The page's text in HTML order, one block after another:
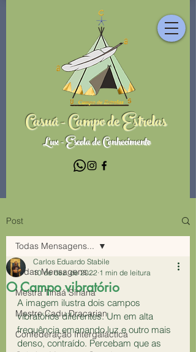
Casuá - Campo de Estrelas
Lux - Escola de Conhecimento
Post
Todas Mensagens...
Mestra Tinaá Siriana
Mestre Cadu Dracarian
Confederação Intergaláctica
Todas Mensagens...
O Campo vibratório
Carlos Eduardo Stabile
10 de dez. de 2022 1 min de leitura
A imagem ilustra dois campos
vibratórios diferentes. Um em alta
frequência emanando luz e outro mais
denso, contraído. Percebam que as